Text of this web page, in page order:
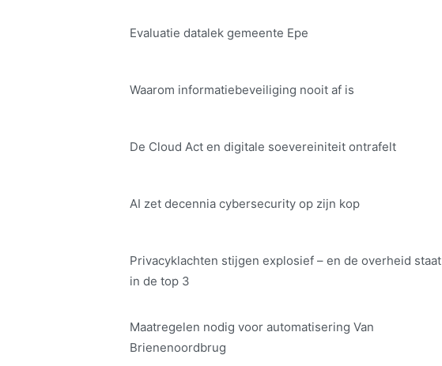
Evaluatie datalek gemeente Epe
Waarom informatiebeveiliging nooit af is
De Cloud Act en digitale soe­ve­rei­ni­teit ontrafelt
AI zet decennia cybersecurity op zijn kop
Privacyklachten stijgen explosief – en de overheid staat
in de top 3
Maatregelen nodig voor automatisering Van
Brienenoordbrug